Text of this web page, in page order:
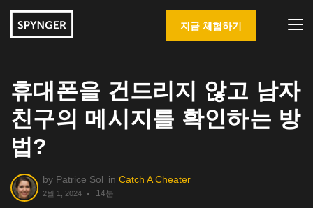
지금 체험하기
휴대폰을 건드리지 않고 남자
친구의 메시지를 확인하는 방
법?
by Patrice Sol in Catch A Cheater
2월 1, 2024 14분